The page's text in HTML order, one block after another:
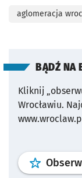
aglomeracja
BĄDŹ NA
Kliknij
Wrocławiu.